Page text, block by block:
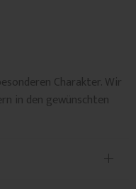
Charakter. Wir
in den gewünschten